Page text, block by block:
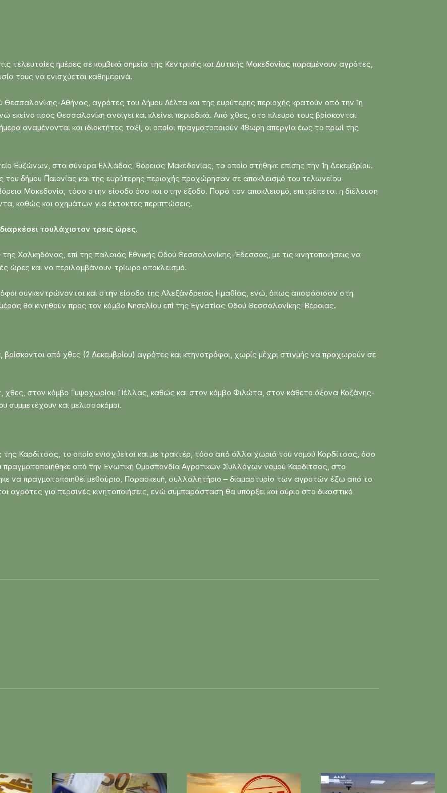
τελευταίες ημέρες σε κομβικά σημεία της Κεντρικής και Δυτικής Μακεδονίας παραμένουν αγρότες,
τους να ενισχύεται καθημερινά.
Αθήνας, αγρότες του Δήμου Δέλτα και της ευρύτερης περιοχής κρατούν από την 1η
εκείνο προς Θεσσαλονίκη ανοίγει και κλείνει περιοδικά. Από χθες, στο πλευρό τους βρίσκονται
αναμένονται και ιδιοκτήτες ταξί, οι οποίοι πραγματοποιούν 48ωρη απεργία έως το πρωί της
Ευζώνων, στα σύνορα Ελλάδας-Βόρειας Μακεδονίας, το οποίο στήθηκε επίσης την 1η Δεκεμβρίου.
του δήμου Παιονίας και της ευρύτερης περιοχής προχώρησαν σε αποκλεισμό του τελωνείου
Μακεδονία, τόσο στην είσοδο όσο και στην έξοδο. Παρά τον αποκλεισμό, επιτρέπεται η διέλευση
καθώς και οχημάτων για έκτακτες περιπτώσεις.
τουλάχιστον τρεις ώρες.
Χαλκηδόνας, επί της παλαιάς Εθνικής Οδού Θεσσαλονίκης-Έδεσσας, με τις κινητοποιήσεις να
ώρες και να περιλαμβάνουν τρίωρο αποκλεισμό.
συγκεντρώνονται και στην είσοδο της Αλεξάνδρειας Ημαθίας, ενώ, όπως αποφάσισαν στη
θα κινηθούν προς τον κόμβο Νησελίου επί της Εγνατίας Οδού Θεσσαλονίκης-Βέροιας.
από χθες (2 Δεκεμβρίου) αγρότες και κτηνοτρόφοι, χωρίς μέχρι στιγμής να προχωρούν σε
χθες, στον κόμβο Γυψοχωρίου Πέλλας, καθώς και στον κόμβο Φιλώτα, στον κάθετο άξονα Κοζάνης-
και μελισσοκόμοι.
Καρδίτσας, το οποίο ενισχύεται και με τρακτέρ, τόσο από άλλα χωριά του νομού Καρδίτσας, όσο
πραγματοποιήθηκε από την Ενωτική Ομοσπονδία Αγροτικών Συλλόγων νομού Καρδίτσας, στο
να πραγματοποιηθεί μεθαύριο, Παρασκευή, συλλαλητήριο – διαμαρτυρία των αγροτών έξω από το
αγρότες για περσινές κινητοποιήσεις, ενώ συμπαράσταση θα υπάρξει και αύριο στο δικαστικό